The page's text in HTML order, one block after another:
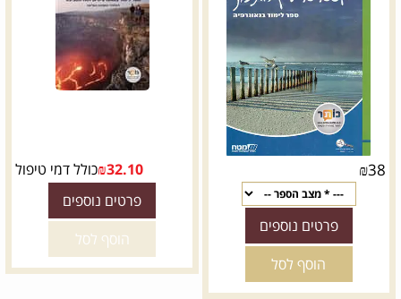
₪38
פרטים נוספים
הוסף לסל
₪32.10 כולל דמי טיפול
פרטים נוספים
הוסף לסל